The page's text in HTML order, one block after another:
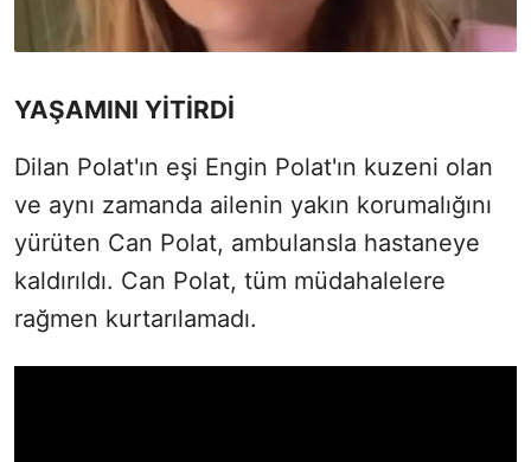
YAŞAMINI YİTİRDİ
Dilan Polat'ın eşi Engin Polat'ın kuzeni olan
ve aynı zamanda ailenin yakın korumalığını
yürüten Can Polat, ambulansla hastaneye
kaldırıldı. Can Polat, tüm müdahalelere
rağmen kurtarılamadı.